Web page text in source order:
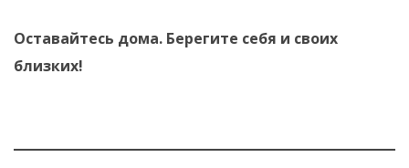
Оставайтесь дома. Берегите себя и своих
близких!